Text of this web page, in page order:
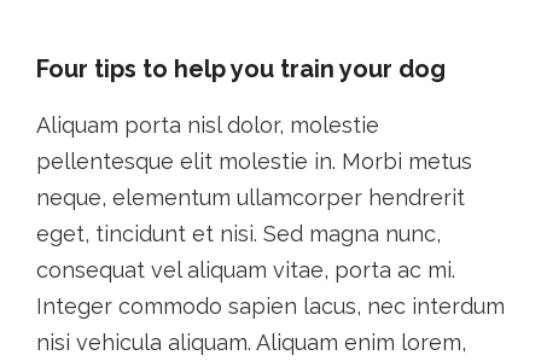
Four tips to help you train your dog
Aliquam porta nisl dolor, molestie
pellentesque elit molestie in. Morbi metus
neque, elementum ullamcorper hendrerit
eget, tincidunt et nisi. Sed magna nunc,
consequat vel aliquam vitae, porta ac mi.
Integer commodo sapien lacus, nec interdum
nisi vehicula aliquam. Aliquam enim lorem,